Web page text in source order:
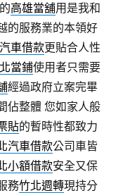
高雄當舖用是我和
的服務業的本領好
車借款更貼合人性
當鋪使用者只需要
經過政府立案完畢
佔整體 您如家人般
貼的暫時性都致力
汽車借款公司車皆
小額借款安全又保
務竹北週轉現持分